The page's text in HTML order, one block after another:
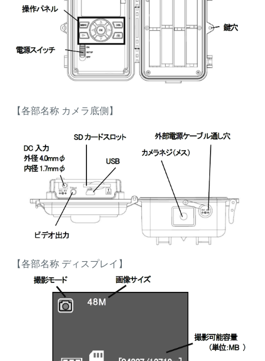
【各部名称 カメラ底側】
【各部名称 ディスプレイ】